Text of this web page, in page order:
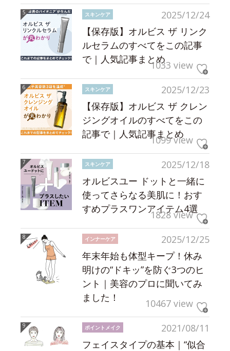
2025/12/24
スキンケア
【保存版】オルビス ザ リンク
ルセラムのすべてをこの記事
で｜人気記事まとめ1033 view
2025/12/23
スキンケア
【保存版】オルビス ザ クレン
ジングオイルのすべてをこの
記事で｜人気記事まとめ
1099 view
2025/12/18
スキンケア
オルビスユー ドットと一緒に
使ってさらなる美肌に！おす
すめプラスワンアイテム4選
1828 view
2025/12/25
インナーケア
年末年始も体型キープ！休み
明けの“ドキッ”を防ぐ3つのヒ
ント｜美容のプロに聞いてみ
ました！
10467 view
2021/08/11
ポイントメイク
フェイスタイプの基本｜“似合